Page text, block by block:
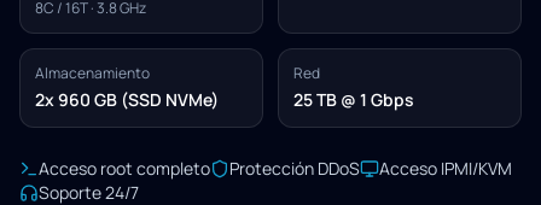
8C / 16T · 3.8 GHz
Almacenamiento
2x 960 GB (SSD NVMe)
Red
25 TB @ 1 Gbps
Acceso root completo Protección DDoS
Acceso IPMI/KVM
Soporte 24/7